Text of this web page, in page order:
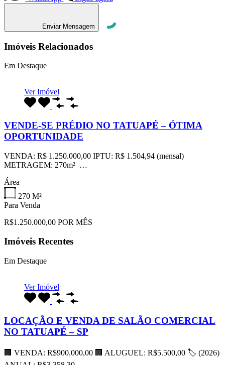
Enviar Mensagem
Imóveis Relacionados
Em Destaque
Ver Imóvel
VENDE-SE PRÉDIO NO TATUAPÉ – ÓTIMA
OPORTUNIDADE
VENDA: R$ 1.250.000,00 IPTU: R$ 1.504,94 (mensal)
METRAGEM: 270m² …
Área
270 M²
Para Venda
R$1.250.000,00 POR MÊS
Imóveis Recentes
Em Destaque
Ver Imóvel
LOCAÇÃO E VENDA DE SALÃO COMERCIAL
NO TATUAPÉ – SP
🏢 VENDA: R$900.000,00 🏢 ALUGUEL: R$5.500,00 🏷 (2026)